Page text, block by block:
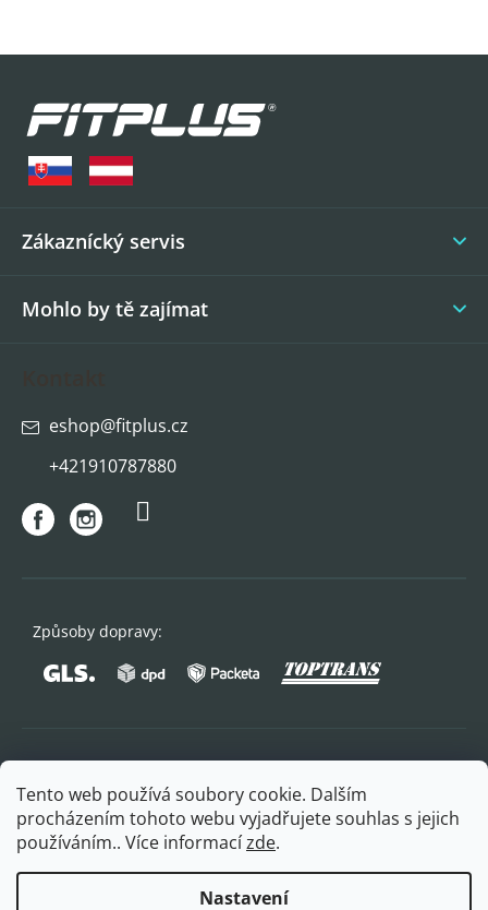
Tento web používá soubory cookie. Dalším
procházením tohoto webu vyjadřujete souhlas s jejich
používáním.. Více informacízde.
Nastavení
Zákaznícký servis
Mohlo by tě zajímat
eshop@fitplus.cz
+421910787880
Způsoby dopravy: